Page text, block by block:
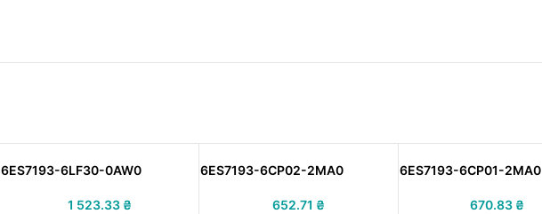
6ES7193-6LF30-0AW0
1 523.33 ₴
6ES7193-6CP02-2MA0
652.71 ₴
6ES7193-6CP01-2MA0
670.83 ₴